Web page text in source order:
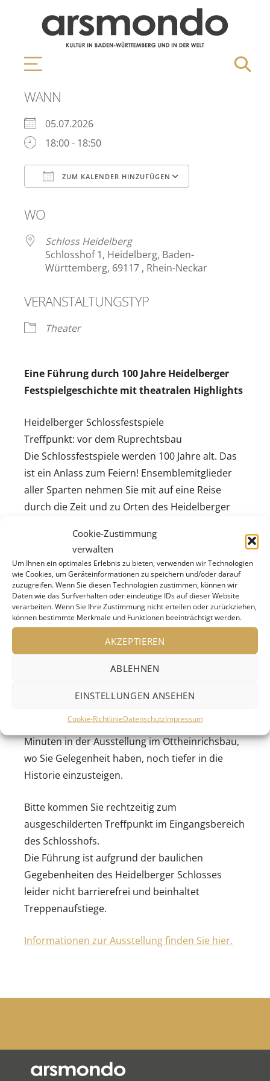
Cookie-Zustimmung
verwalten
Um Ihnen ein optimales Erlebnis zu bieten, verwenden wir Technologien
wie Cookies, um Geräteinformationen zu speichern und/oder darauf
zuzugreifen. Wenn Sie diesen Technologien zustimmen, können wir
Daten wie das Surfverhalten oder eindeutige IDs auf dieser Website
verarbeiten. Wenn Sie Ihre Zustimmung nicht erteilen oder zurückziehen,
können bestimmte Merkmale und Funktionen beeinträchtigt werden.
AKZEPTIEREN
ABLEHNEN
EINSTELLUNGEN ANSEHEN
Cookie-RichtlinieDatenschutzImpressum
WANN
05.07.2026
18:00 - 18:50
ZUM KALENDER HINZUFÜGEN
WO
Schloss Heidelberg
Schlosshof 1, Heidelberg, Baden-
Württemberg, 69117 , Rhein-Neckar
VERANSTALTUNGSTYP
Theater
Eine Führung durch 100 Jahre Heidelberger
Festspielgeschichte mit theatralen Highlights
Heidelberger Schlossfestspiele
Treffpunkt: vor dem Ruprechtsbau
Die Schlossfestspiele werden 100 Jahre alt. Das
ist ein Anlass zum Feiern! Ensemblemitglieder
aller Sparten nehmen Sie mit auf eine Reise
durch die Zeit und zu Orten des Heidelberger
Schlossvorstellungen nicht zu sehen sind.
Die Schlossführer*innen bringen Ihnen auf
dieser Tour die Geschichte der Heidelberger
Schlossfestspiele näher, flankiert von
verschiedenen künstlerischen Beiträgen von
Musiktheater, Schauspiel und Tanz. So erklingt
»The Student Prince« neben vertanzten
Instrumentalklängen von Ernst Krenek, zudem
gibt es Texte vom »Sommernachtstraum« bis zu
zu hören. Die Führung endet nach ca. 50
Minuten in der Ausstellung im Ottheinrichsbau,
wo Sie Gelegenheit haben, noch tiefer in die
Historie einzusteigen.
Bitte kommen Sie rechtzeitig zum
ausgeschilderten Treffpunkt im Eingangsbereich
des Schlosshofs.
Die Führung ist aufgrund der baulichen
Gegebenheiten des Heidelberger Schlosses
leider nicht barrierefrei und beinhaltet
Treppenaufstiege.
Informationen zur Ausstellung finden Sie hier.